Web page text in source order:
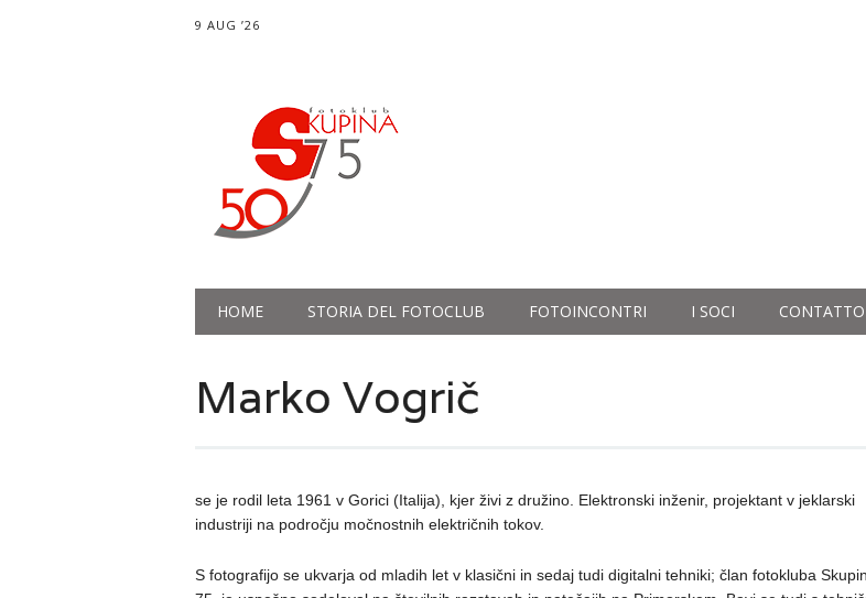
9 AUG ’26
Main menu
HOME STORIA DEL FOTOCLUB FOTOINCONTRI I SOCI CONTATTO
Marko Vogrič
se je rodil leta 1961 v Gorici (Italija), kjer živi z družino. Elektronski inženir, projektant v jeklarski
industriji na področju močnostnih električnih tokov.
S fotografijo se ukvarja od mladih let v klasični in sedaj tudi digitalni tehniki; član fotokluba